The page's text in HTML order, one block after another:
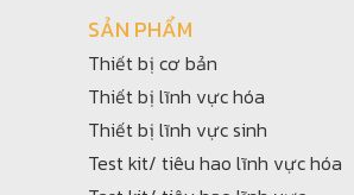
SẢN PHẨM
Thiết bị cơ bản
Thiết bị lĩnh vực hóa
Thiết bị lĩnh vực sinh
Test kit/ tiêu hao lĩnh vực hóa